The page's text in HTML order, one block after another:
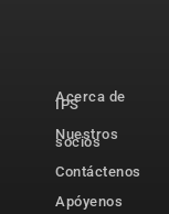
Acerca de
IPS
Nuestros
socios
Contáctenos
Apóyenos